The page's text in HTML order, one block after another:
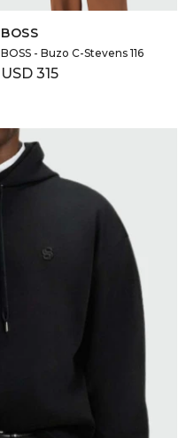
BOSS
BOSS - Buzo C-Stevens 116
USD 315